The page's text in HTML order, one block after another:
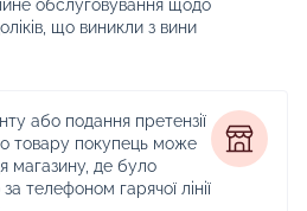
обслуговування щодо
що виникли з вини
або подання претензії
товару покупець може
магазину, де було
телефоном гарячої лінії